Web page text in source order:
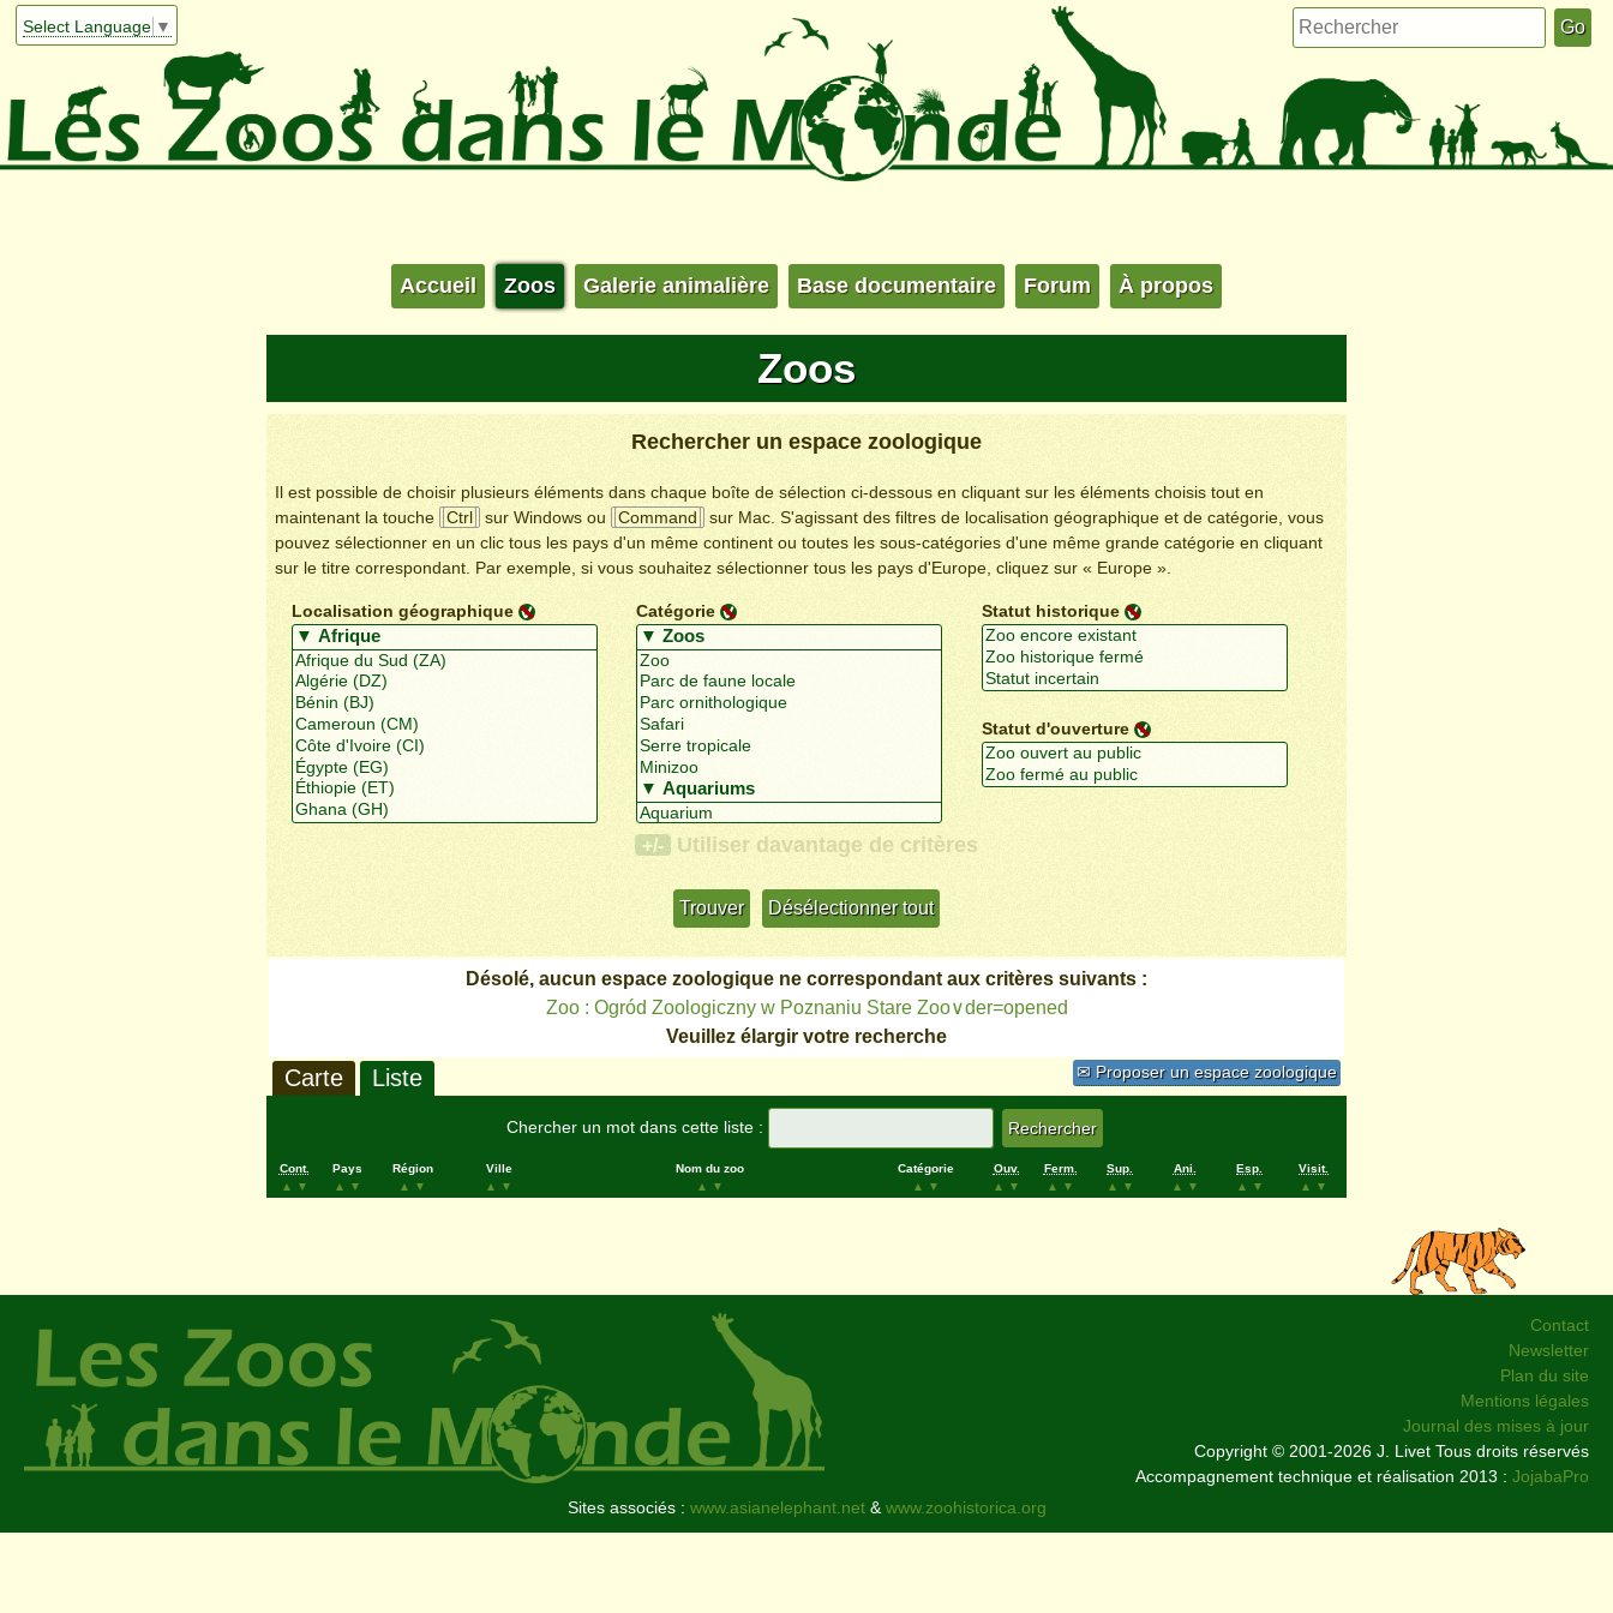
Select Language ▼
Accueil Zoos Galerie animalière Base documentaire Forum À propos
Zoos
Rechercher un espace zoologique
Il est possible de choisir plusieurs éléments dans chaque boîte de sélection ci-dessous en cliquant sur les éléments choisis tout en
maintenant la touche
Ctrl sur Windows ou Command
sur Mac. S'agissant des filtres de localisation géographique et de catégorie, vous
pouvez sélectionner en un clic tous les pays d'un même continent ou toutes les sous-catégories d'une même grande catégorie en cliquant
sur le titre correspondant. Par exemple, si vous souhaitez sélectionner tous les pays d'Europe, cliquez sur « Europe ».
Localisation géographique Catégorie Statut historique
Statut d'ouverture
+/- Utiliser davantage de critères
Désolé, aucun espace zoologique ne correspondant aux critères suivants :
Zoo : Ogród Zoologiczny w Poznaniu Stare Zoo∨der=opened
Veuillez élargir votre recherche
✉ Proposer un espace zoologique
Carte Liste
Chercher un mot dans cette liste :
Cont.
▲
▼
Pays
▲
▼
Région
▲
▼
Ville
▲
▼
Nom du zoo
▲
▼
Catégorie
▲
▼
Ouv.
▲
▼
Ferm.
▲
▼
Sup.
▲
▼
Ani.
▲
▼
Esp.
▲
▼
Visit.
▲
▼
Contact
Newsletter
Plan du site
Mentions légales
Journal des mises à jour
Copyright © 2001-2026 J. Livet Tous droits réservés
Accompagnement technique et réalisation 2013 : JojabaPro
Sites associés : www.asianelephant.net&www.zoohistorica.org